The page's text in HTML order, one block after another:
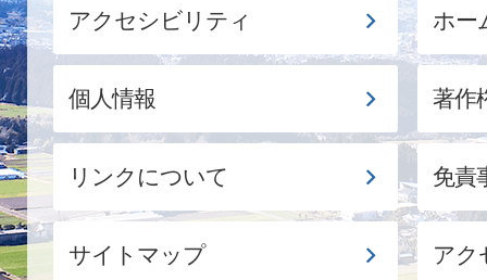
アクセシビリティ ホー
個人情報 著作
リンクについて 免責
サイトマップ アク